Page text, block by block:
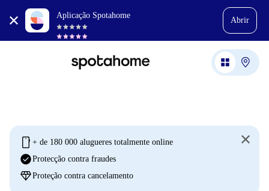
Aplicação Spotahome
Abrir
mobile + de 180 000 alugueres totalmente online
check_circleProtecção contra fraudes
diamondProteção contra cancelamento